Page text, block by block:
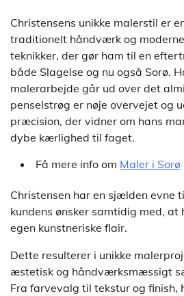
Christensens unikke malerstil er
traditionelt håndværk og
teknikker, der gør ham til en
både Slagelse og nu også Sorø.
malerarbejde går ud over det
penselstrøg er nøje overvejet og
præcision, der vidner om hans
dybe kærlighed til faget.
Få mere info om Maler i Sorø
Christensen har en sjælden evne
kundens ønsker samtidig med, at
egen kunstneriske flair.
Dette resulterer i unikke
æstetisk og håndværksmæssigt
Fra farvevalg til tekstur og finish,